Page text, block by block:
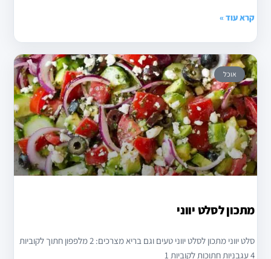
קרא עוד »
אוכל
מתכון לסלט יווני
סלט יווני מתכון לסלט יווני טעים וגם בריא מצרכים: 2 מלפפון חתוך לקוביות
4 עגבניות חתוכות לקוביות 1